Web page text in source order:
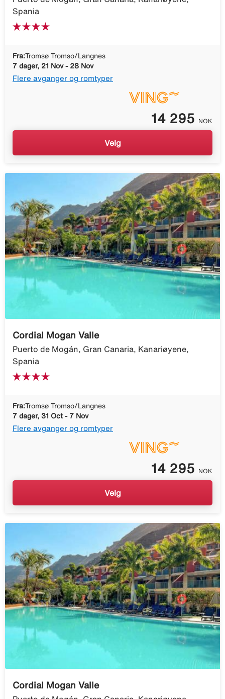
Spania
Fra:Tromsø Tromso/Langnes
7 dager, 21 Nov - 28 Nov
Flere avganger og romtyper
14 295 NOK
Velg
Cordial Mogan Valle
Puerto de Mogán, Gran Canaria, Kanariøyene,
Spania
Fra:Tromsø Tromso/Langnes
7 dager, 31 Oct - 7 Nov
Flere avganger og romtyper
14 295 NOK
Velg
Cordial Mogan Valle